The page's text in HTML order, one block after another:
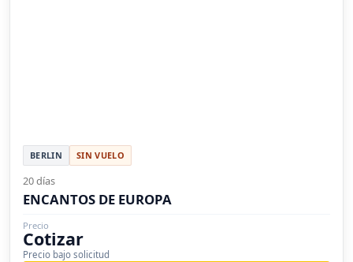
BERLIN SIN VUELO
20 días
ENCANTOS DE EUROPA
Precio
Cotizar
Precio bajo solicitud